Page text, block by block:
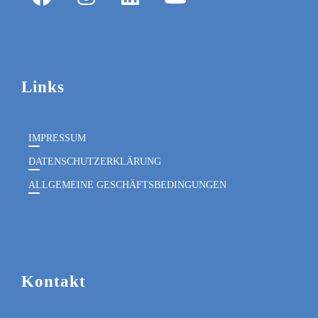
Links
IMPRESSUM
DATENSCHUTZERKLÄRUNG
ALLGEMEINE GESCHÄFTSBEDINGUNGEN
Kontakt